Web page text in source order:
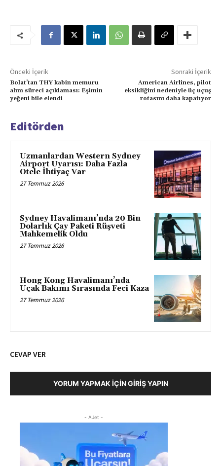
Önceki İçerik
Bolat’tan THY kabin memuru
alım süreci açıklaması: Eşimin
yeğeni bile elendi
Sonraki İçerik
American Airlines, pilot
eksikliğini nedeniyle üç uçuş
rotasını daha kapatıyor
Editörden
Uzmanlardan Western Sydney
Airport Uyarısı: Daha Fazla
Otele İhtiyaç Var
27 Temmuz 2026
Sydney Havalimanı’nda 20 Bin
Dolarlık Çay Paketi Rüşveti
Mahkemelik Oldu
27 Temmuz 2026
Hong Kong Havalimanı’nda
Uçak Bakımı Sırasında Feci Kaza
27 Temmuz 2026
CEVAP VER
YORUM YAPMAK İÇIN GIRIŞ YAPIN
- AJet -